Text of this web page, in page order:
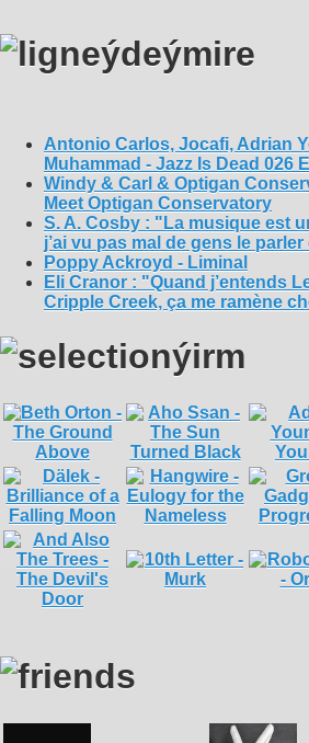
Antonio Carlos, Jocafi, Adrian
Muhammad - Jazz Is Dead 026
Windy & Carl & Optigan
Meet Optigan Conservatory
S. A. Cosby : "La musique est
j’ai vu pas mal de gens le
Poppy Ackroyd - Liminal
Eli Cranor : "Quand j’entends
Cripple Creek, ça me ramène